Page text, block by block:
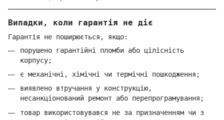
Випадки, коли гарантія не діє
Гарантія не поширюється, якщо:
порушено гарантійні пломби або цілісність
корпусу;
є механічні, хімічні чи термічні пошкодження;
виявлено втручання у конструкцію,
несанкціонований ремонт або перепрограмування;
товар використовувався не за призначенням чи з